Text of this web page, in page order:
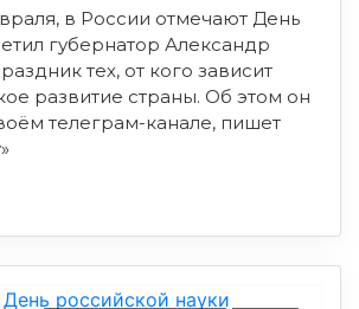
в России отмечают День
губернатор Александр
тех, от кого зависит
развитие страны. Об этом он
телеграм-канале, пишет